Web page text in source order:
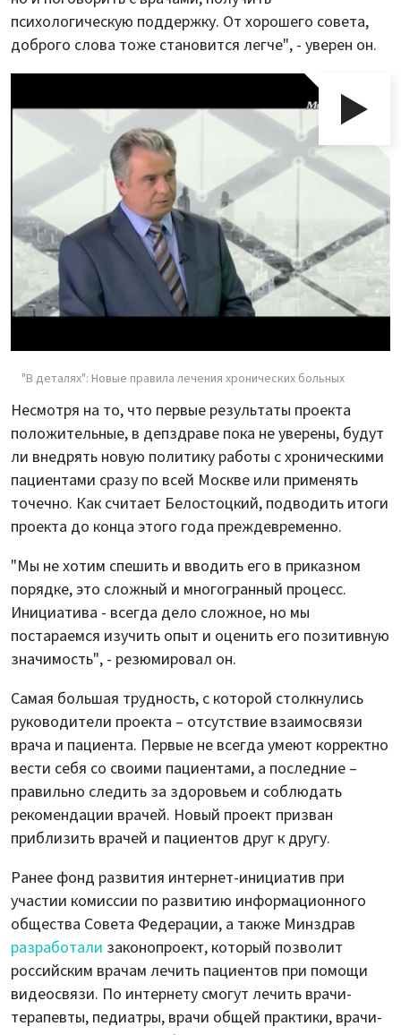
психологическую поддержку. От хорошего совета,
доброго слова тоже становится легче", - уверен он.
"В деталях": Новые правила лечения хронических больных
Несмотря на то, что первые результаты проекта
положительные, в депздраве пока не уверены, будут
ли внедрять новую политику работы с хроническими
пациентами сразу по всей Москве или применять
точечно. Как считает Белостоцкий, подводить итоги
проекта до конца этого года преждевременно.
"Мы не хотим спешить и вводить его в приказном
порядке, это сложный и многогранный процесс.
Инициатива - всегда дело сложное, но мы
постараемся изучить опыт и оценить его позитивную
значимость", - резюмировал он.
Самая большая трудность, с которой столкнулись
руководители проекта – отсутствие взаимосвязи
врача и пациента. Первые не всегда умеют корректно
вести себя со своими пациентами, а последние –
правильно следить за здоровьем и соблюдать
рекомендации врачей. Новый проект призван
приблизить врачей и пациентов друг к другу.
Ранее фонд развития интернет-инициатив при
участии комиссии по развитию информационного
общества Совета Федерации, а также Минздрав
разработали законопроект, который позволит
российским врачам лечить пациентов при помощи
видеосвязи. По интернету смогут лечить врачи-
терапевты, педиатры, врачи общей практики, врачи-